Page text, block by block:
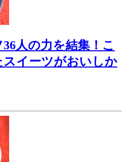
人の力を結集！こ
イーツがおいしか